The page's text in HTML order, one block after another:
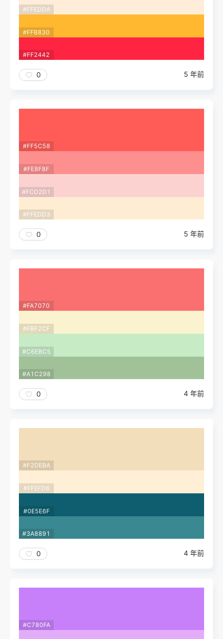
#FFEDDA
#FFB830
#FF2442
0 5 年前
#FF5C58
#FE8F8F
#FCD2D1
#FFEDD3
0 5 年前
#FA7070
#FBF2CF
#C6EBC5
#A1C298
0 4 年前
#F2DEBA
#FFEFD6
#0E5E6F
#3A8891
0 4 年前
#C780FA